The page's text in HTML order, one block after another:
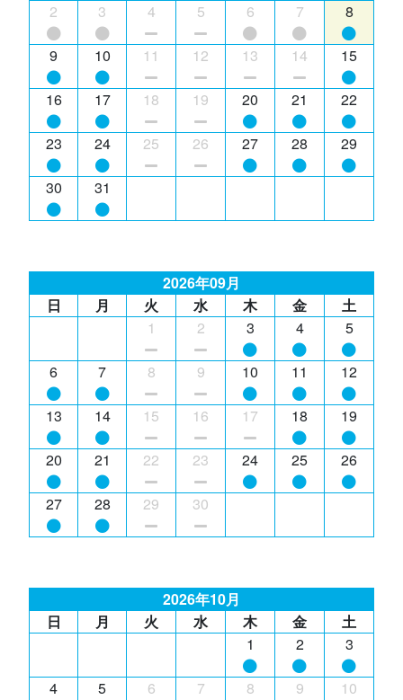
2 3 4 5 6 7 8
9 10 11 12 13 14 15
16 17 18 19 20 21 22
23 24 25 26 27 28 29
30 31
2026年09月
日
月 火 水 木 金
土
1
2 3 4 5
6 7 8 9 10 11 12
13 14 15 16 17 18 19
20 21 22 23 24 25 26
27 28 29 30
2026年10月
日
月 火 水 木 金
土
1
2 3
4 5 6 7 8 9 10